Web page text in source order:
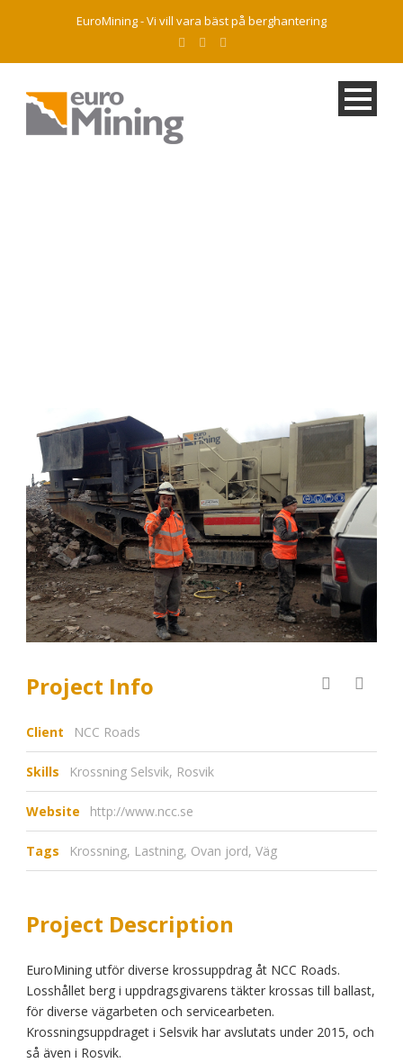
EuroMining - Vi vill vara bäst på berghantering
Project Info
Client NCC Roads
Skills Krossning Selsvik, Rosvik
Website http://www.ncc.se
Tags Krossning, Lastning, Ovan jord, Väg
Project Description
EuroMining utför diverse krossuppdrag åt NCC Roads.
Losshållet berg i uppdragsgivarens täkter krossas till ballast,
för diverse vägarbeten och servicearbeten.
Krossningsuppdraget i Selsvik har avslutats under 2015, och
så även i Rosvik.